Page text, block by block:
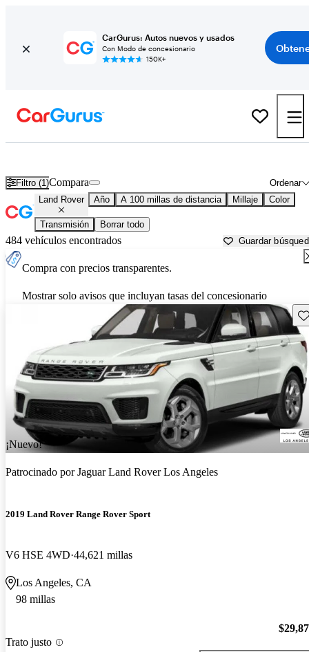
CarGurus: Autos nuevos y usados
Con Modo de concesionario
150K+
Filtro (1) Ordenar
Compara
Land Rover Año A 100 millas de distancia Millaje Color
Transmisión Borrar todo
484 vehículos encontrados Guardar
Compra con precios transparentes.
Mostrar solo avisos que incluyan tasas del concesionario
¡Nuevo!
Patrocinado porJaguar Land Rover Los Angeles
2019 Land Rover Range Rover Sport
V6 HSE 4WD 44,621 millas
Los Angeles, CA
98 millas
Trato justo